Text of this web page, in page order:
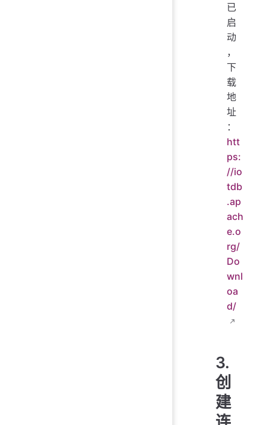
已
启
动
，
下
载
地
址
：
htt
ps:
//io
tdb
.ap
ach
e.o
rg/
Do
wnl
oa
d/
3.
创
建
连